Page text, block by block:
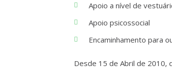
Apoio a nível de
Apoio psicossocial
Encaminhamento para
Desde 15 de Abril de 2010,